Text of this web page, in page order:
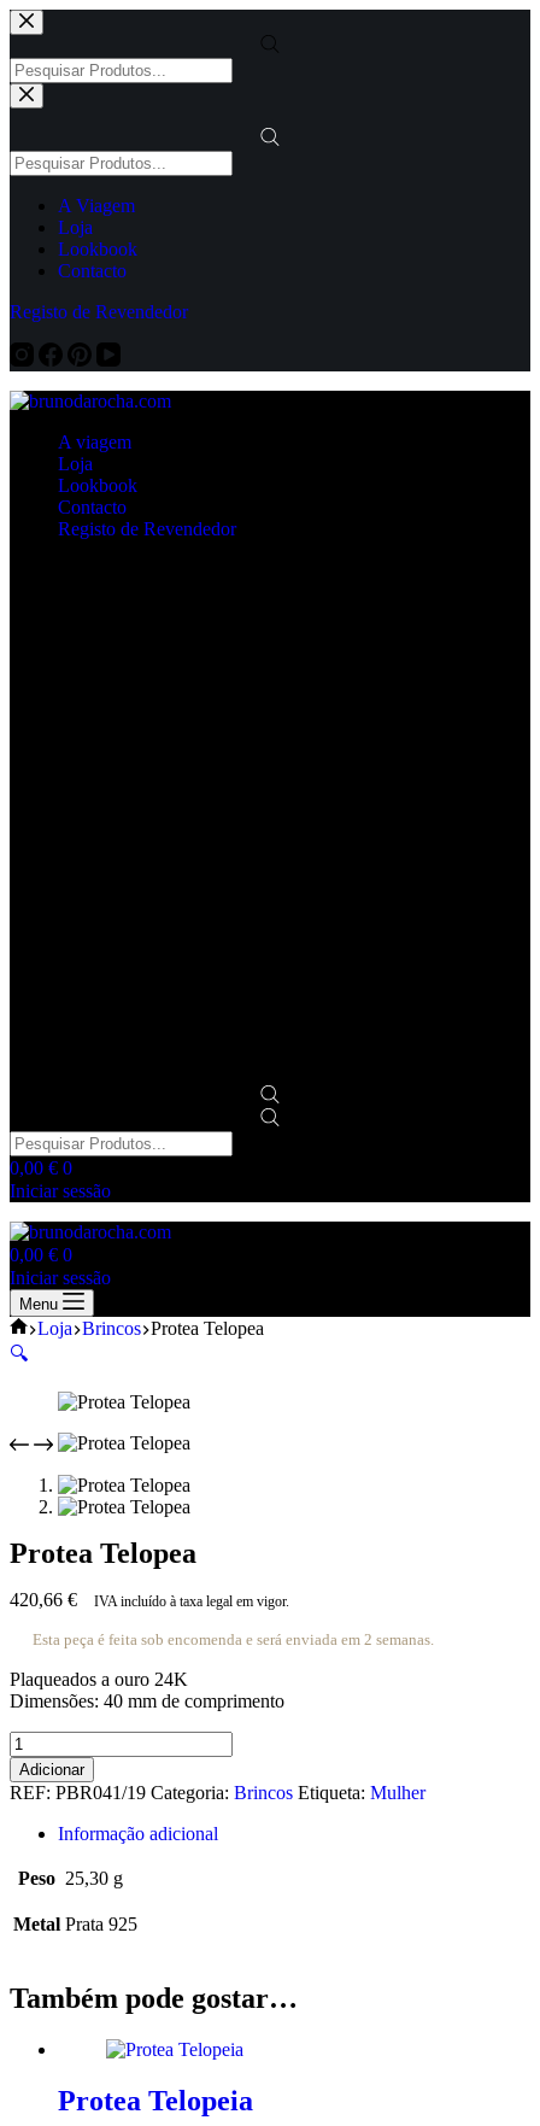
Pular
para
o
conteúdo
Products
search
Products
search
A Viagem
Loja
Lookbook
Contacto
Registo de Revendedor
A viagem
Loja
Lookbook
Contacto
Registo de Revendedor
Products
search
Carrinho
de
compras
0,00 € 0
Iniciar sessão
Carrinho
de
compras
0,00 € 0
Iniciar sessão
Menu
Início
Loja Brincos Protea Telopea
🔍
Protea Telopea
420,66 € IVA incluído à taxa legal em vigor.
Esta peça é feita sob encomenda e será enviada em 2 semanas.
Plaqueados a ouro 24K
Dimensões: 40 mm de comprimento
Quantidade
de
Protea
Telopea
Adicionar
REF: PBR041/19 Categoria: Brincos Etiqueta: Mulher
Informação adicional
Peso 25,30 g
Metal Prata 925
Também pode gostar…
Protea Telopeia